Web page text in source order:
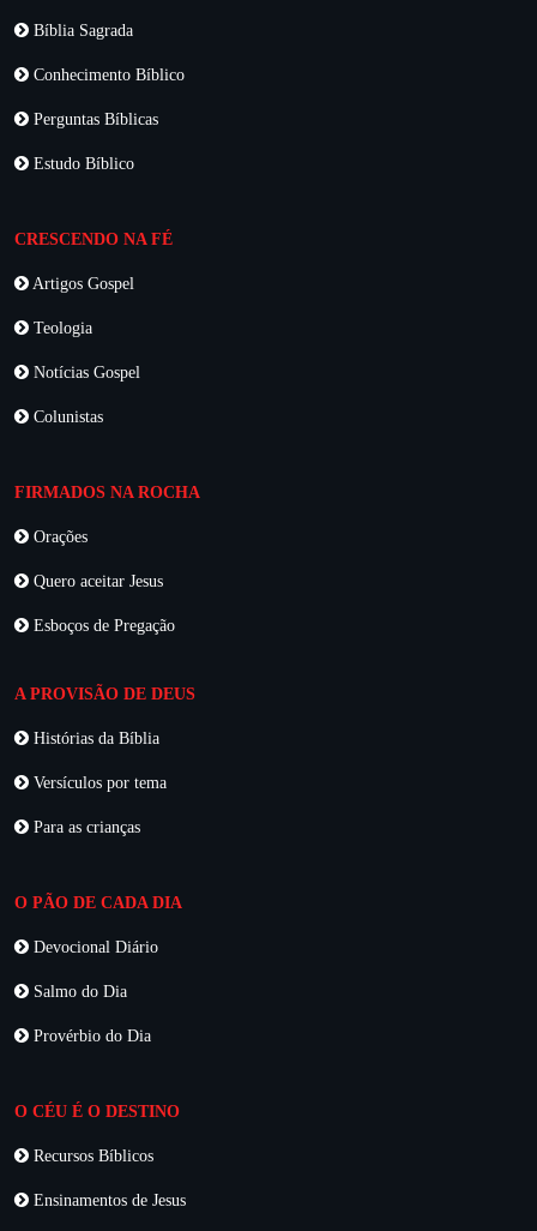
Bíblia Sagrada
Conhecimento Bíblico
Perguntas Bíblicas
Estudo Bíblico
CRESCENDO NA FÉ
Artigos Gospel
Teologia
Notícias Gospel
Colunistas
FIRMADOS NA ROCHA
Orações
Quero aceitar Jesus
Esboços de Pregação
A PROVISÃO DE DEUS
Histórias da Bíblia
Versículos por tema
Para as crianças
O PÃO DE CADA DIA
Devocional Diário
Salmo do Dia
Provérbio do Dia
O CÉU É O DESTINO
Recursos Bíblicos
Ensinamentos de Jesus